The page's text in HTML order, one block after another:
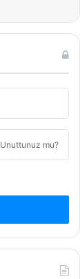
Unuttunuz mu?